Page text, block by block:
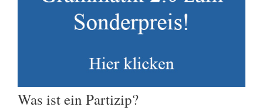
Was ist ein Partizip?